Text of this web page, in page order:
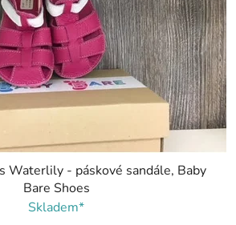
Waterlily - páskové sandále, Baby
Bare Shoes
Skladem*